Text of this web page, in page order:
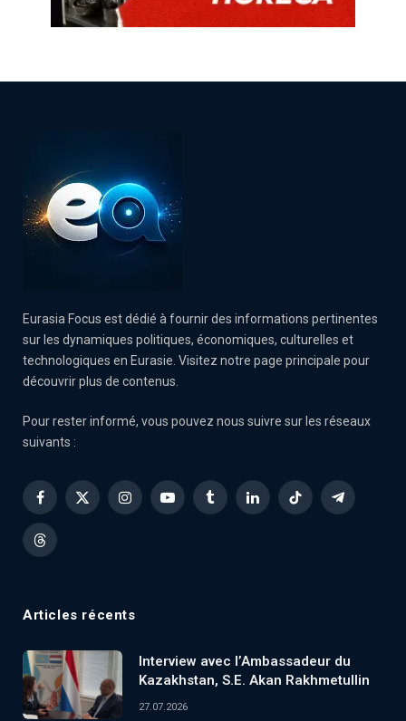
Eurasia Focus est dédié à fournir des informations pertinentes
sur les dynamiques politiques, économiques, culturelles et
technologiques en Eurasie. Visitez notre page principale pour
découvrir plus de contenus.
Pour rester informé, vous pouvez nous suivre sur les réseaux
suivants :
Facebook
X
InstagramYouTubeTumblrLinkedInTikTok Telegram
Threads
Articles récents
Interview avec l’Ambassadeur du
Kazakhstan, S.E. Akan Rakhmetullin
27.07.2026